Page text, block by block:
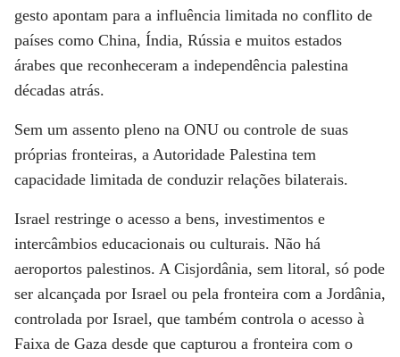
gesto apontam para a influência limitada no conflito de
países como China, Índia, Rússia e muitos estados
árabes que reconheceram a independência palestina
décadas atrás.
Sem um assento pleno na ONU ou controle de suas
próprias fronteiras, a Autoridade Palestina tem
capacidade limitada de conduzir relações bilaterais.
Israel restringe o acesso a bens, investimentos e
intercâmbios educacionais ou culturais. Não há
aeroportos palestinos. A Cisjordânia, sem litoral, só pode
ser alcançada por Israel ou pela fronteira com a Jordânia,
controlada por Israel, que também controla o acesso à
Faixa de Gaza desde que capturou a fronteira com o